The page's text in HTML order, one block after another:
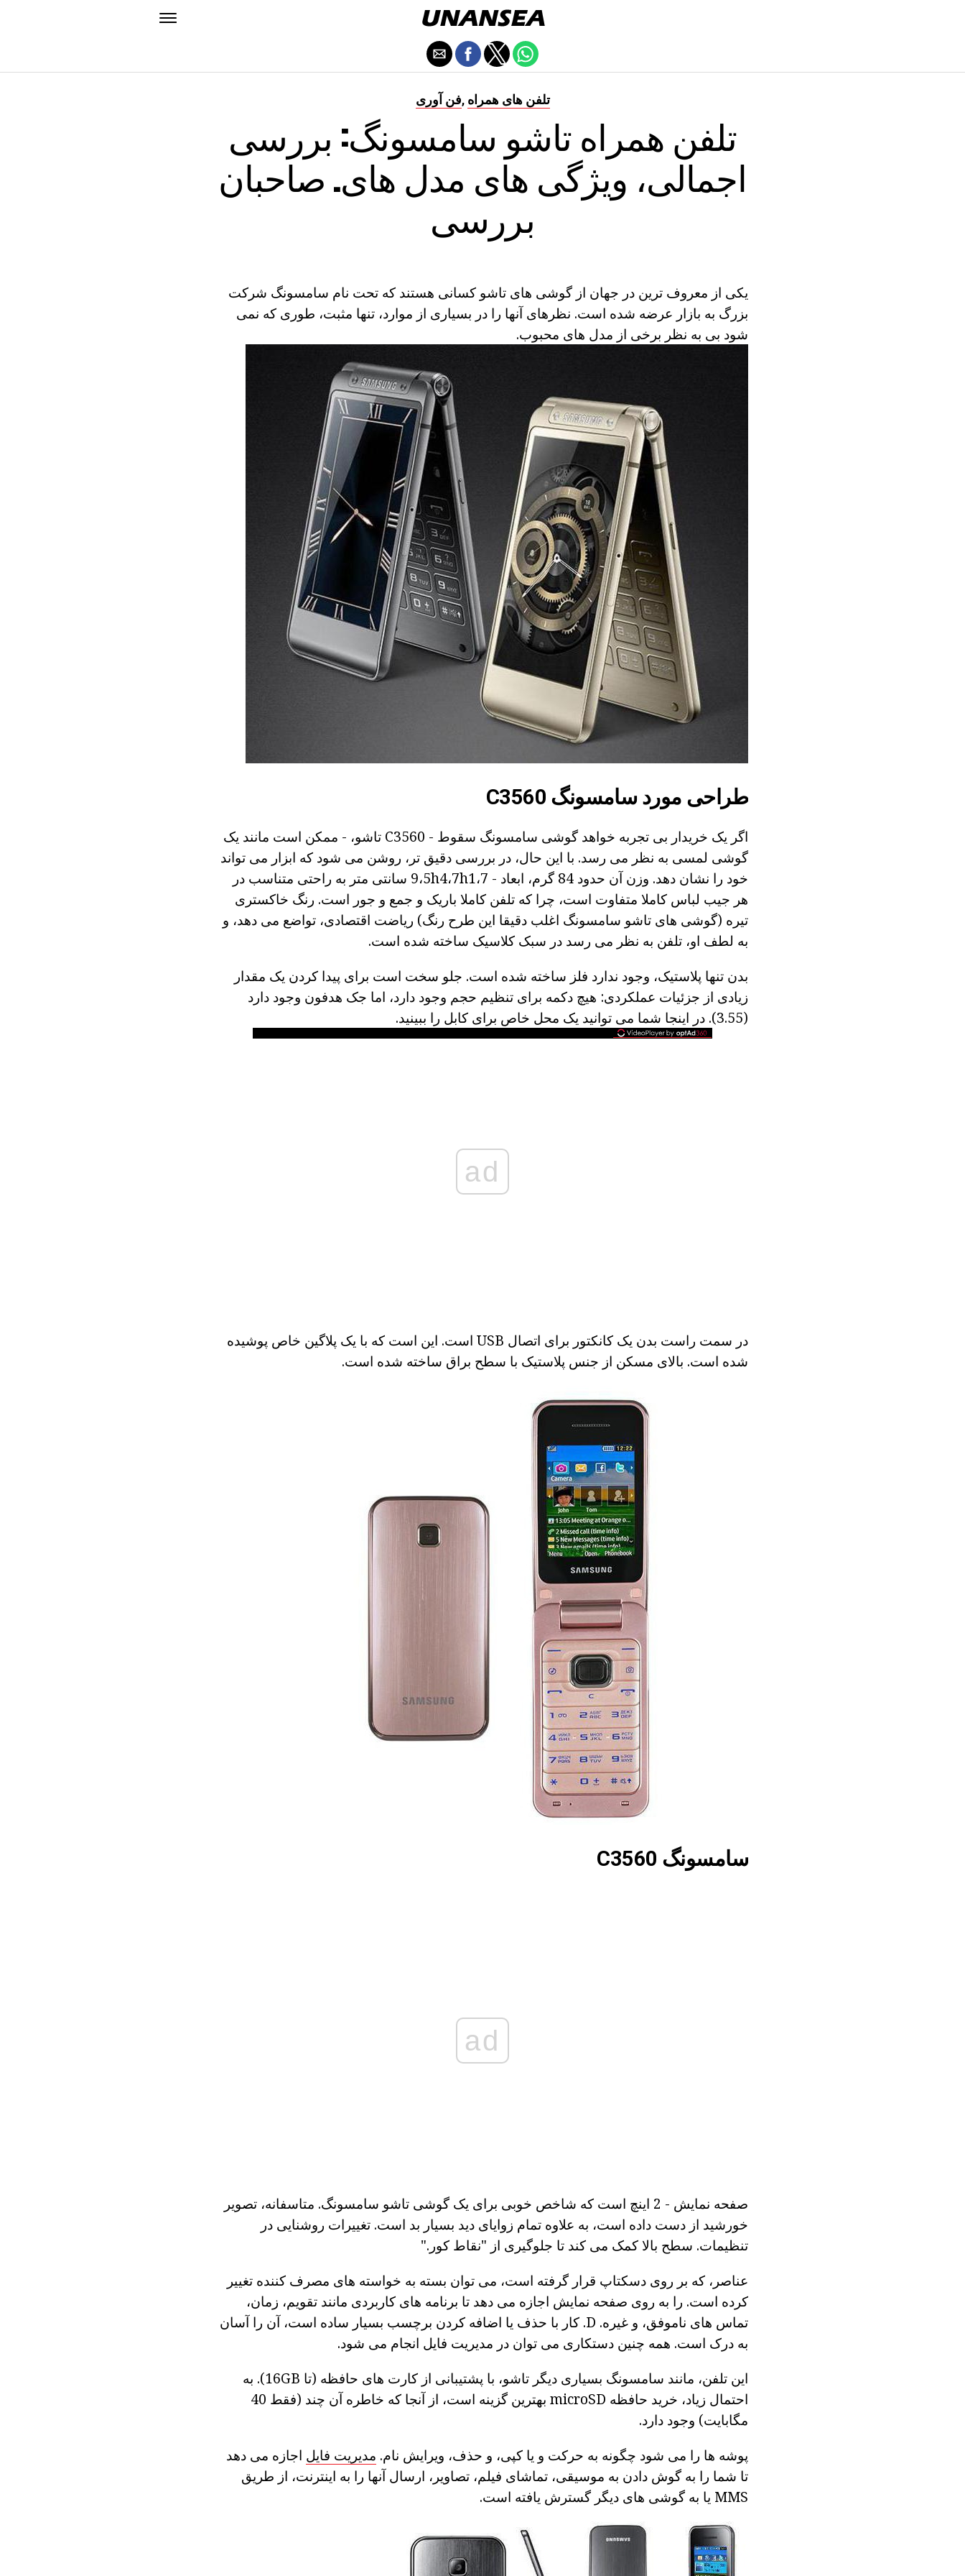
فن آوری, تلفن های همراه
تلفن همراه تاشو سامسونگ: بررسی
اجمالی، ویژگی های مدل های. صاحبان
بررسی
یکی از معروف ترین در جهان از گوشی های تاشو کسانی هستند که تحت نام سامسونگ شرکت
بزرگ به بازار عرضه شده است. نظرهای آنها را در بسیاری از موارد، تنها مثبت، طوری که نمی
شود بی به نظر برخی از مدل های محبوب.
طراحی مورد سامسونگ C3560
اگر یک خریدار بی تجربه خواهد گوشی سامسونگ سقوط - C3560 تاشو، - ممکن است مانند یک
گوشی لمسی به نظر می رسد. با این حال، در بررسی دقیق تر، روشن می شود که ابزار می تواند
خود را نشان دهد. وزن آن حدود 84 گرم، ابعاد - 9،5h4،7h1،7 سانتی متر به راحتی متناسب در
هر جیب لباس کاملا متفاوت است، چرا که تلفن کاملا باریک و جمع و جور است. رنگ خاکستری
تیره (گوشی های تاشو سامسونگ اغلب دقیقا این طرح رنگ) ریاضت اقتصادی، تواضع می دهد، و
به لطف او، تلفن به نظر می رسد در سبک کلاسیک ساخته شده است.
بدن تنها پلاستیک، وجود ندارد فلز ساخته شده است. جلو سخت است برای پیدا کردن یک مقدار
زیادی از جزئیات عملکردی: هیچ دکمه برای تنظیم حجم وجود دارد، اما جک هدفون وجود دارد
(3.55). در اینجا شما می توانید یک محل خاص برای کابل را ببینید.
ad
در سمت راست بدن یک کانکتور برای اتصال USB است. این است که با یک پلاگین خاص پوشیده
شده است. بالای مسکن از جنس پلاستیک با سطح براق ساخته شده است.
سامسونگ C3560
ad
صفحه نمایش - 2 اینچ است که شاخص خوبی برای یک گوشی تاشو سامسونگ. متاسفانه، تصویر
خورشید از دست داده است، به علاوه تمام زوایای دید بسیار بد است. تغییرات روشنایی در
تنظیمات. سطح بالا کمک می کند تا جلوگیری از "نقاط کور."
عناصر، که بر روی دسکتاپ قرار گرفته است، می توان بسته به خواسته های مصرف کننده تغییر
کرده است. را به روی صفحه نمایش اجازه می دهد تا برنامه های کاربردی مانند تقویم، زمان،
تماس های ناموفق، و غیره. D. کار با حذف یا اضافه کردن برچسب بسیار ساده است، آن را آسان
به درک است. همه چنین دستکاری می توان در مدیریت فایل انجام می شود.
این تلفن، مانند سامسونگ بسیاری دیگر تاشو، با پشتیبانی از کارت های حافظه (تا 16GB). به
احتمال زیاد، خرید حافظه microSD بهترین گزینه است، از آنجا که خاطره آن چند (فقط 40
مگابایت) وجود دارد.
پوشه ها را می شود چگونه به حرکت و یا کپی، و حذف، ویرایش نام. مدیریت فایل اجازه می دهد
تا شما را به گوش دادن به موسیقی، تماشای فیلم، تصاویر، ارسال آنها را به اینترنت، از طریق
MMS یا به گوشی های دیگر گسترش یافته است.